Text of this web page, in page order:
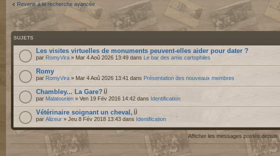
Revenir à la recherche avancée
SUJETS
Les visites virtuelles de monuments peuvent-elles aider pour dater ?
par RomyVira » Mar 4 Aoû 2026 13:49 dans Le bar des amis cartophiles
Romy
par RomyVira » Mar 4 Aoû 2026 13:41 dans Présentation des nouveaux membres
Chambley... La Gare?
par Malatourien » Ven 19 Fév 2016 14:42 dans Identification
Vétérinaire soignant un cheval,
par Alizeur » Jeu 8 Fév 2018 13:43 dans Identification
Afficher les messages postés depuis